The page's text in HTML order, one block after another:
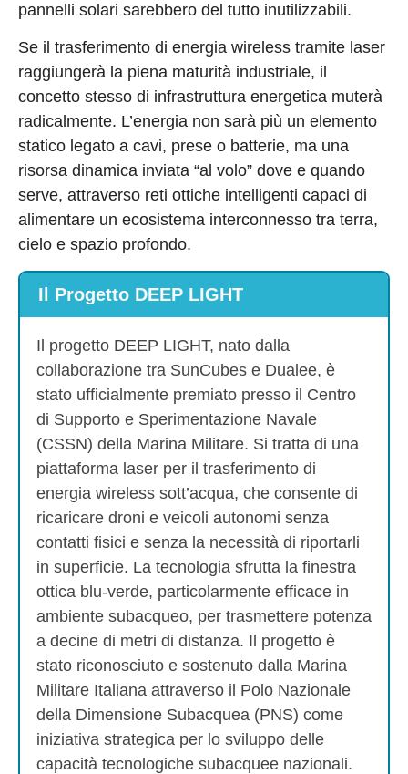
pannelli solari sarebbero del tutto inutilizzabili.
Se il trasferimento di energia wireless tramite laser
raggiungerà la piena maturità industriale, il
concetto stesso di infrastruttura energetica muterà
radicalmente. L’energia non sarà più un elemento
statico legato a cavi, prese o batterie, ma una
risorsa dinamica inviata “al volo” dove e quando
serve, attraverso reti ottiche intelligenti capaci di
alimentare un ecosistema interconnesso tra terra,
cielo e spazio profondo.
Il Progetto DEEP LIGHT
Il progetto DEEP LIGHT, nato dalla
collaborazione tra SunCubes e Dualee, è
stato ufficialmente premiato presso il Centro
di Supporto e Sperimentazione Navale
(CSSN) della Marina Militare. Si tratta di una
piattaforma laser per il trasferimento di
energia wireless sott’acqua, che consente di
ricaricare droni e veicoli autonomi senza
contatti fisici e senza la necessità di riportarli
in superficie. La tecnologia sfrutta la finestra
ottica blu‑verde, particolarmente efficace in
ambiente subacqueo, per trasmettere potenza
a decine di metri di distanza. Il progetto è
stato riconosciuto e sostenuto dalla Marina
Militare Italiana attraverso il Polo Nazionale
della Dimensione Subacquea (PNS) come
iniziativa strategica per lo sviluppo delle
capacità tecnologiche subacquee nazionali.